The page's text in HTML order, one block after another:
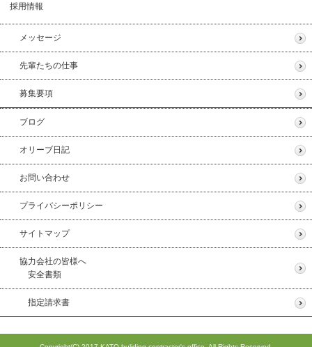
採用情報
メッセージ
先輩たちの仕事
募集要項
ブログ
オリーブ日記
お問い合わせ
プライバシーポリシー
サイトマップ
協力会社の皆様へ
安全書類
指定請求書